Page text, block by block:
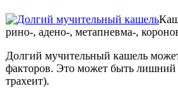
рино-, адено-, метапневма-,
Долгий мучительный кашель
факторов. Это может быть лишний
трахеит).